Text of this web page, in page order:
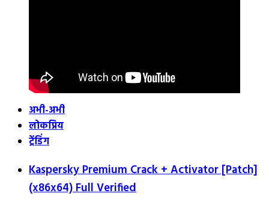
अभी-अभी
लोकप्रिय
ट्रेंडिंग
Kaspersky Premium Crack + Activator [Patch]
(x86x64) Full Verified